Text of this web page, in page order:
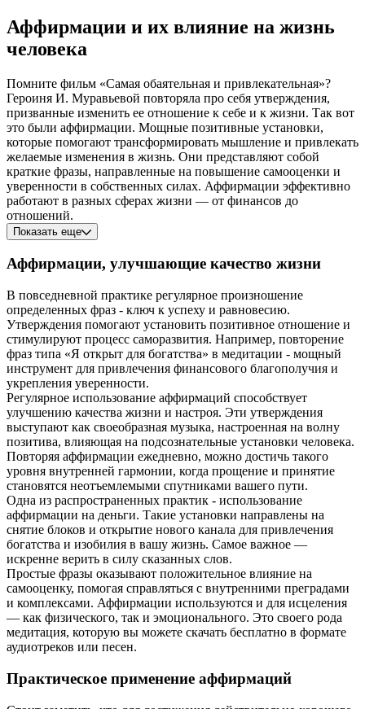
Аффирмации и их влияние на жизнь
человека
Помните фильм «Самая обаятельная и привлекательная»?
Героиня И. Муравьевой повторяла про себя утверждения,
призванные изменить ее отношение к себе и к жизни. Так вот
это были аффирмации. Мощные позитивные установки,
которые помогают трансформировать мышление и привлекать
желаемые изменения в жизнь. Они представляют собой
краткие фразы, направленные на повышение самооценки и
уверенности в собственных силах. Аффирмации эффективно
работают в разных сферах жизни — от финансов до
отношений.
Показать еще
Аффирмации, улучшающие качество жизни
В повседневной практике регулярное произношение
определенных фраз - ключ к успеху и равновесию.
Утверждения помогают установить позитивное отношение и
стимулируют процесс саморазвития. Например, повторение
фраз типа «Я открыт для богатства» в медитации - мощный
инструмент для привлечения финансового благополучия и
укрепления уверенности.
Регулярное использование аффирмаций способствует
улучшению качества жизни и настроя. Эти утверждения
выступают как своеобразная музыка, настроенная на волну
позитива, влияющая на подсознательные установки человека.
Повторяя аффирмации ежедневно, можно достичь такого
уровня внутренней гармонии, когда прощение и принятие
становятся неотъемлемыми спутниками вашего пути.
Одна из распространенных практик - использование
аффирмации на деньги. Такие установки направлены на
снятие блоков и открытие нового канала для привлечения
богатства и изобилия в вашу жизнь. Самое важное —
искренне верить в силу сказанных слов.
Простые фразы оказывают положительное влияние на
самооценку, помогая справляться с внутренними преградами
и комплексами. Аффирмации используются и для исцеления
— как физического, так и эмоционального. Это своего рода
медитация, которую вы можете скачать бесплатно в формате
аудиотреков или песен.
Практическое применение аффирмаций